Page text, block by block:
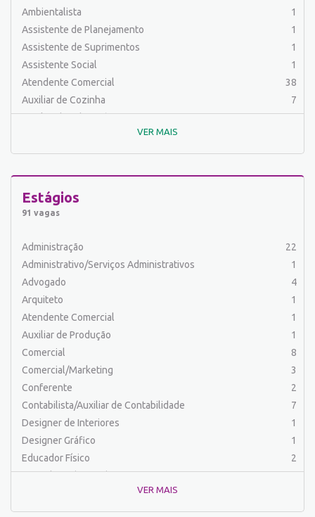
Ambientalista
1
Assistente de Planejamento
1
Assistente de Suprimentos
1
Assistente Social
1
Atendente Comercial
38
Auxiliar de Cozinha
7
Auxiliar de Laboratório
2
Auxiliar de Manutenção Predial
Auxiliar de Mecânica
1
Auxiliar de Serviços
Barman
Cabeleireiro
Caixa Bancário/Operador de Caixa
Carpinteiro
Carregador/Ajudante Carga e Descarga
Comercial
Comercial/Marketing
Comprador
Contabilista/Auxiliar de Contabilidade
Costureira/Costureiro Industrial
Cozinha/ Pizzaiolo
Cozinheiro
Cuidador de Crianças e Idosos
Desenvolvedor de Sistema
1
VER MAIS
Estágios
91 vagas
Administração
22
Administrativo/Serviços Administrativos
1
Advogado
4
Arquiteto
1
Atendente Comercial
1
Auxiliar de Produção
1
Comercial
8
Comercial/Marketing
3
Conferente
2
Contabilista/Auxiliar de Contabilidade
7
Designer de Interiores
1
Designer Gráfico
1
Educador Físico
2
Engenharia (Outras)
1
Engenharia de Produção
2
VER MAIS